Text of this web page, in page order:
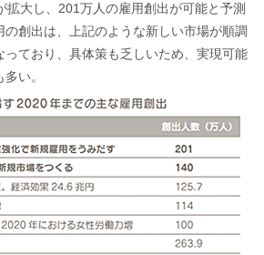
拡大し、201万人の雇用創出が可能と予測
の創出は、上記のような新しい市場が順調
っており、具体策も乏しいため、実現可能
い。